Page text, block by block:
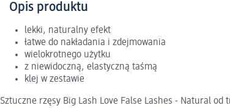
Opis produktu
lekki, naturalny efekt
łatwe do nakładania i zdejmowania
wielokrotnego użytku
z niewidoczną, elastyczną taśmą
klej w zestawie
Sztuczne rzęsy Big Lash Love False Lashes - Natural